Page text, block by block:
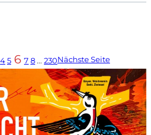
45 6 78 … 230Nächste Seite